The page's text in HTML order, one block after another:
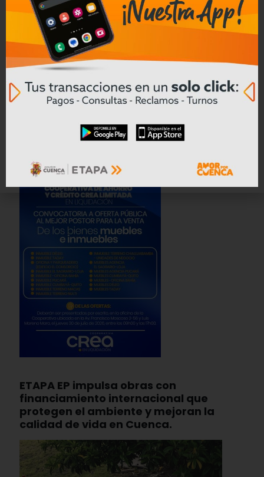
senda del triunfo y hunde al Emelec
Leer mas
Convocatoria a Oferta Pública de
CREA en Liquidación
ETAPA EP impulsa obras con
financiamiento internacional que
protegen el ambiente y mejoran la
calidad de vida en Cuenca.